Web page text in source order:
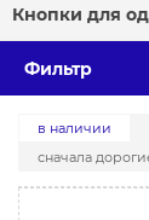
Кнопки для
Фильтр
в наличии
сначала